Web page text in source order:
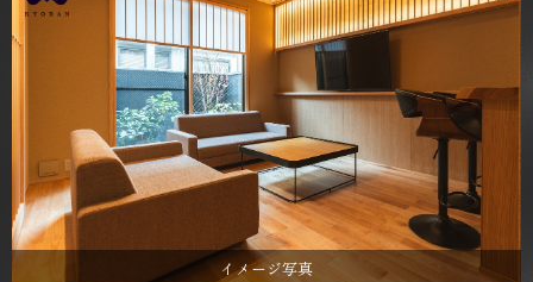
イメージ写真